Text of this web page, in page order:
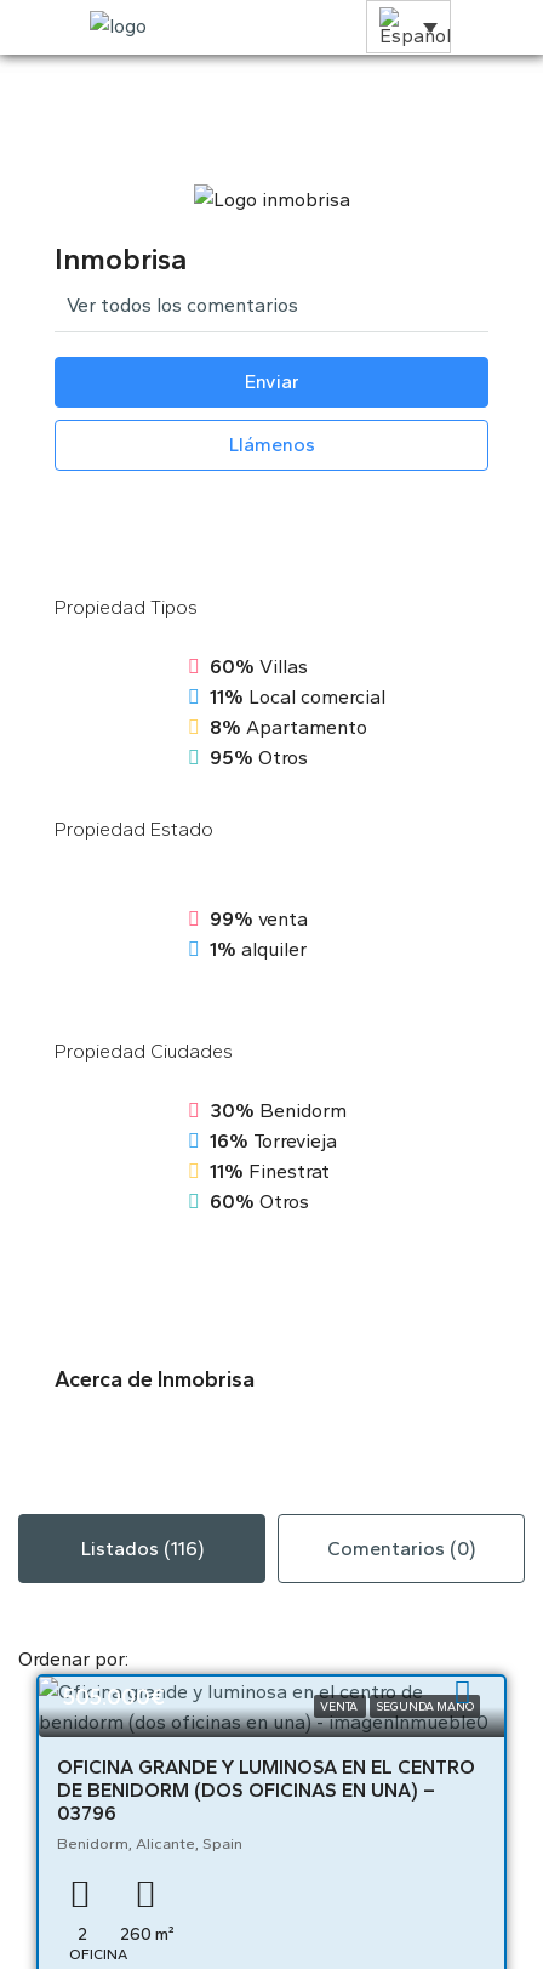
Inmobrisa
Ver todos los comentarios
Enviar
Llámenos
Propiedad Tipos
60% Villas
11% Local comercial
8% Apartamento
95% Otros
Propiedad Estado
99% venta
1% alquiler
Propiedad Ciudades
30% Benidorm
16% Torrevieja
11% Finestrat
60% Otros
Acerca de Inmobrisa
Listados (116) Comentarios (0)
Ordenar por:
VENTA SEGUNDA MANO
505.000€
OFICINA GRANDE Y LUMINOSA EN EL CENTRO
DE BENIDORM (DOS OFICINAS EN UNA) –
03796
Benidorm, Alicante, Spain
2 260 m²
OFICINA